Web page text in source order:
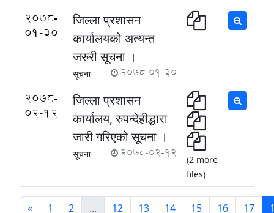
2078-
01-30
जिल्ला प्रशासन
कार्यालयको अत्यन्त
जरुरी सूचना ।
सूचना 2078-01-30
2078-
02-12
जिल्ला प्रशासन
कार्यालय, रुपन्देहीद्धारा
जारी गरिएको सूचना ।
सूचना 2078-02-12
(2 more
files)
« 1 2 ... 12 13 14 15 16 17